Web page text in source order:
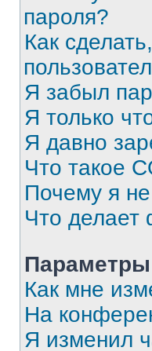
пароля?
Как
Я забыл
Я только
Я давно
Что такое
Почему я не
Что делает
Параметры
Как мне
На
Я изменил